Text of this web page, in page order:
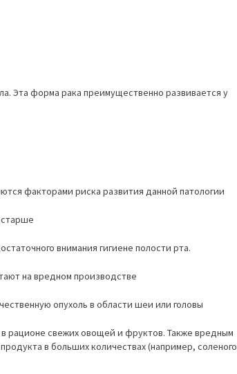
Эта форма рака преимущественно развивается у
факторами риска развития данной патологии
внимания гигиене полости рта.
на вредном производстве
опухоль в области шеи или головы
рационе свежих овощей и фруктов. Также вредным
в больших количествах (например, соленого